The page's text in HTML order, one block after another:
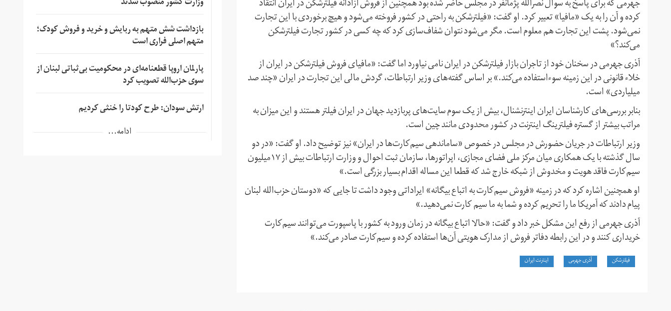
جهرمی که برای پاسخ به سوال نصرالله پژمانفر در مجلس حاضر شده بود همچنین از فروش آزادانه فیلترشکن در ایران انتقاد
کرده و آن را به یک «مافیا» تعبیر کرد. او گفت: «فیلترشکن به راحتی در کشور فروخته می‌شود و هیچ برخوردی با این تجارت
نمی‌شود. پشت این تجارت هم معلوم است. مگر می‌شود نتوان شفاف‌سازی کرد که چه کسی در کشور تجارت فیلترشکن
می‌کند؟»
آذری جهرمی در سخنان خود از تاجران بازار فیلترشکن در ایران نامی نیاورد اما گفت: «مافیای فروش فیلترشکن در ایران از
خلاء قانونی در این زمینه سوءاستفاده می‌کند.» بر اساس گفته‌های وزیر ارتباطات، گردش مالی این تجارت در ایران «چند صد
میلیاردی» است.
بنابر بررسی‌های کارشناسان ایران اینترنشنال، بیش از یک سوم سایت‌های پربازدید جهان در ایران فیلتر هستند و این میزان به
مراتب بیشتر از گستره فیلترینگ اینترنت در کشور محدودی مانند چین است.
وزیر ارتباطات در جریان حضورش در مجلس در خصوص «ساماندهی سیم‌کارت‌ها در ایران» نیز توضیح داد. او گفت: «در دو
سال گذشته با یک همکاری میان مرکز ملی فضای مجازی، اپراتورها، سازمان ثبت احوال و وزارت ارتباطات بیش از ۱۷میلیون
سیم‌کارت فاقد هویت و مخدوش از شبکه خارج شد که قطعا این مساله اقدام بسیار بزرگی است.»
او همچنین اشاره کرد که در زمینه «فروش سیم‌کارت به اتباع بیگانه» ایراداتی وجود داشت تا جایی که «دوستان حزب‌الله لبنان
پیام دادند که آمریکا ما را تحریم کرده و شما به ما سیم کارت نمی‌دهید.»
آذری جهرمی از رفع این مشکل خبر داد و گفت: «حالا اتباع بیگانه در زمان ورود به کشور با پاسپورت می‌توانند سیم‌کارت
خریداری کنند و در این رابطه دفاتر فروش از مدارک هویتی آن‌ها استفاده کرده و سیم‌کارت صادر می‌کند.»
فیلترشکن آذری جهرمی اینترنت ایران
بازداشت شش متهم به ربایش و خرید و فروش کودک؛
متهم اصلی فراری است
پارلمان اروپا قطعنامه‌ای در محکومیت بی‌ثباتی لبنان از
سوی حزب‌الله تصویب کرد
ارتش سودان: طرح کودتا را خنثی کردیم
ادامه...